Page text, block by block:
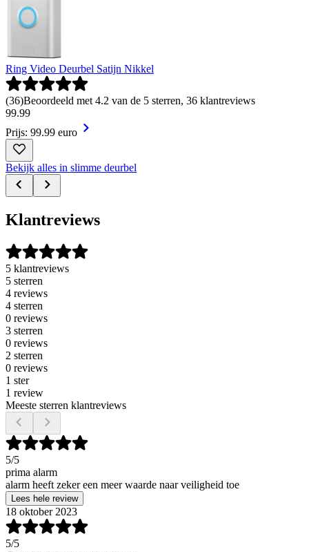
Ring Video Deurbel Satijn Nikkel
(36)Beoordeeld met 4.2 van de 5 sterren, 36 klantreviews
99.99
Prijs: 99.99 euro
Bekijk alles in slimme deurbel
Klantreviews
5 klantreviews
5 sterren
4 reviews
4 sterren
0 reviews
3 sterren
0 reviews
2 sterren
0 reviews
1 ster
1 review
Meeste sterren klantreviews
5/5
prima alarm
alarm heeft zeker een meer waarde naar veiligheid toe
Lees hele review
18 oktober 2023
5/5